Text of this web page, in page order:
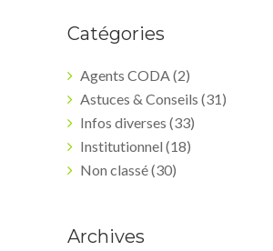
Catégories
Agents CODA(2)
Astuces & Conseils (31)
Infos diverses (33)
Institutionnel (18)
Non classé(30)
Archives